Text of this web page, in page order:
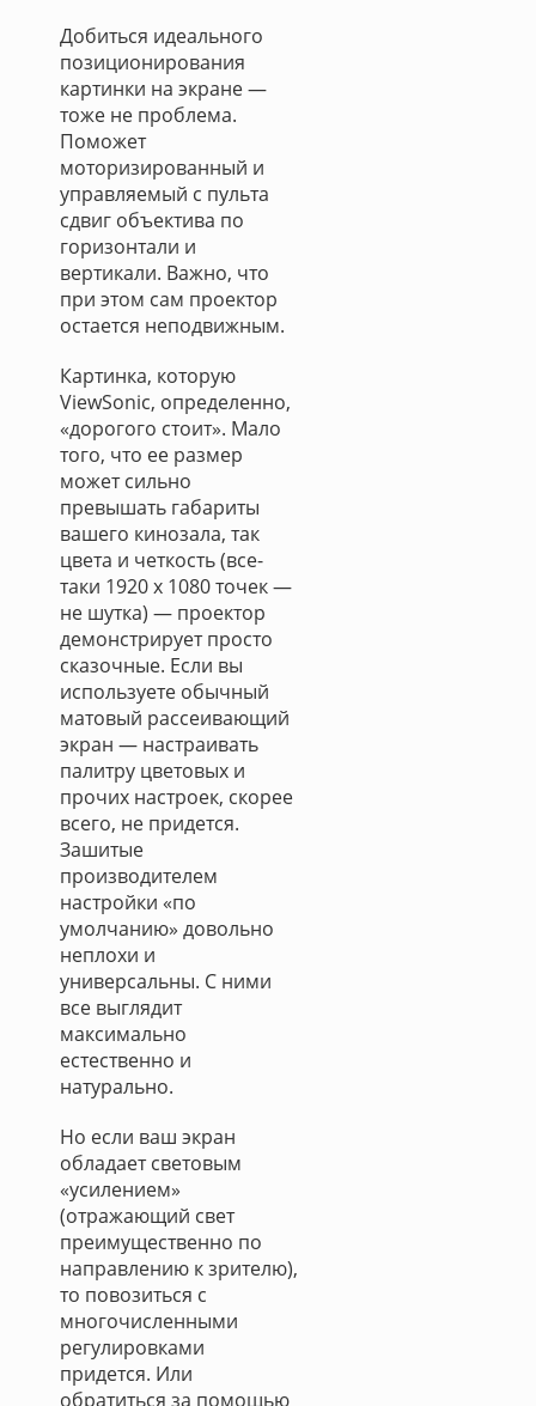
Добиться идеального
позиционирования
картинки на экране —
тоже не проблема.
Поможет
моторизированный и
управляемый с пульта
сдвиг объектива по
горизонтали и
вертикали. Важно, что
при этом сам проектор
остается неподвижным.
Картинка, которую
ViewSonic, определенно,
«дорогого стоит». Мало
того, что ее размер
может сильно
превышать габариты
вашего кинозала, так
цвета и четкость (все-
таки 1920 х 1080 точек —
не шутка) — проектор
демонстрирует просто
сказочные. Если вы
используете обычный
матовый рассеивающий
экран — настраивать
палитру цветовых и
прочих настроек, скорее
всего, не придется.
Зашитые
производителем
настройки «по
умолчанию» довольно
неплохи и
универсальны. С ними
все выглядит
максимально
естественно и
натурально.
Но если ваш экран
обладает световым
«усилением»
(отражающий свет
преимущественно по
направлению к зрителю),
то повозиться с
многочисленными
регулировками
придется. Или
обратиться за помощью